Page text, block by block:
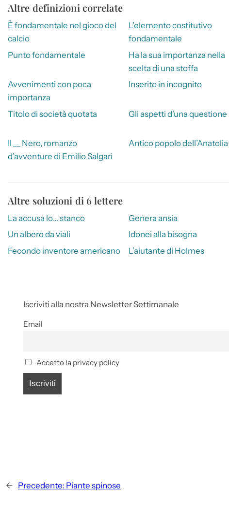
Altre definizioni correlate
È fondamentale nel gioco del
calcio
L’elemento costitutivo
fondamentale
Punto fondamentale
Ha la sua importanza nella
scelta di una stoffa
Avvenimenti con poca
importanza
Inserito in incognito
Titolo di società quotata
Gli aspetti d’una questione
Il __ Nero, romanzo
d’avventure di Emilio Salgari
Antico popolo dell’Anatolia
Altre soluzioni di 6 lettere
La accusa lo… stanco Genera ansia
Un albero da viali
Idonei alla bisogna
Fecondo inventore americano
L’aiutante di Holmes
Iscriviti alla nostra Newsletter Settimanale
Email
Accetto la privacy policy
← Precedente: Piante spinose